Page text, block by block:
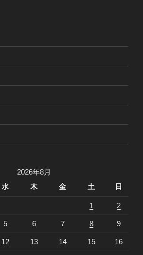
2026年8月
水 木 金 土 日
1 2
5 6 7 8 9
12 13 14 15 16